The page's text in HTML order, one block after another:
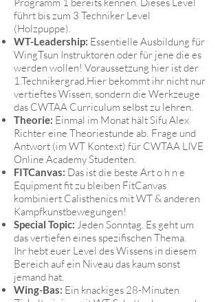
führt bis zum 3 Techniker Level
(Holzpuppe).
WT-Leadership: Essentielle Ausbildung für
WingTsun Instruktoren oder für jene die es
werden wollen! Voraussetzung hier ist der
1.Technikergrad.Hier bekommt ihr nicht nur
vertieftes Wissen, sondern die Werkzeuge
das CWTAA Curriculum selbst zu lehren.
Theorie: Einmal im Monat hält Sifu Alex
Richter eine Theoriestunde ab. Frage und
Antwort (im WT Kontext) für CWTAA LIVE
Online Academy Studenten.
FITCanvas: Das ist die beste Art o h n e
Equipment fit zu bleiben FitCanvas
kombiniert Calisthenics mit WT & anderen
Kampfkunstbewegungen!
Special Topic: Jeden Sonntag. Es geht um
das vertiefen eines spezifischen Thema.
Ihr hebt euer Level des Wissens in diesem
Bereich auf ein Niveau das kaum sonst
jemand hat.
Wing-Bas: Ein knackiges 28-Minuten